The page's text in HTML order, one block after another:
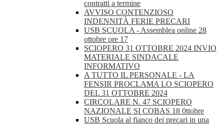
contratti a termine
AVVISO CONTENZIOSO
INDENNITÀ FERIE PRECARI
USB SCUOLA - Assemblea online 28
ottobre ore 17
SCIOPERO 31 OTTOBRE 2024 INVIO
MATERIALE SINDACALE
INFORMATIVO
A TUTTO IL PERSONALE - LA
FENSIR PROCLAMA LO SCIOPERO
DEL 31 OTTOBRE 2024
CIRCOLARE N. 47 SCIOPERO
NAZIONALE SI COBAS 18 0ttobre
USB Scuola al fianco dei precari in una